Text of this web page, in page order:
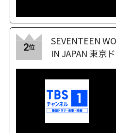
2位
SEVENTEEN
IN JAPAN 東京